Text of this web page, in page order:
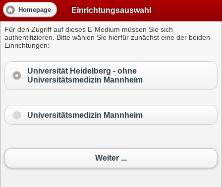
Homepage Einrichtungsauswahl
Für den Zugriff auf dieses E-Medium müssen Sie sich
authentifizieren. Bitte wählen Sie hierfür zunächst eine der beiden
Einrichtungen:
Universität Heidelberg - ohne
Universitätsmedizin Mannheim
Universitätsmedizin Mannheim
Weiter ...